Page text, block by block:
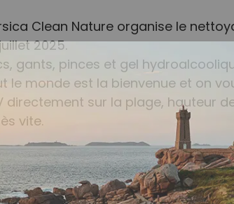
Clean Nature organise le
2025.
gants, pinces et gel
le monde est la bienvenue et on
directement sur la plage, hauteur
vite.